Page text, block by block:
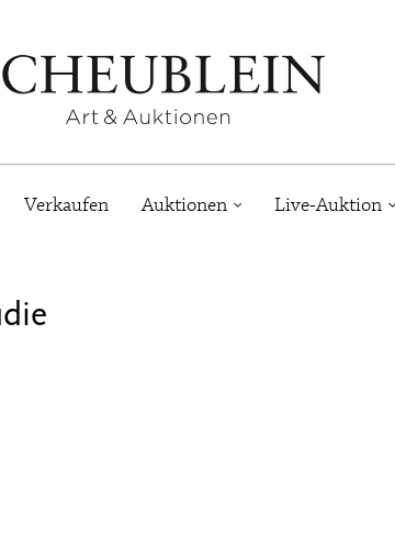
Verkaufen Auktionen Live-Auktion